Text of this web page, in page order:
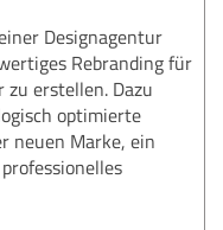
Designagentur
Rebranding für
erstellen. Dazu
optimierte
neuen Marke, ein